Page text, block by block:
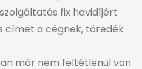
fix havidíjért
címet a cégnek, töredék
már nem feltétlenül van